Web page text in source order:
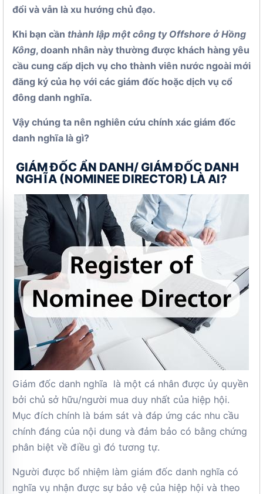
đổi và vẫn là xu hướng chủ đạo.
Khi bạn cần thành lập một công ty Offshore ở Hồng
Kông, doanh nhân này thường được khách hàng yêu
cầu cung cấp dịch vụ cho thành viên nước ngoài mới
đăng ký của họ với các giám đốc hoặc dịch vụ cổ
đông danh nghĩa.
Vậy chúng ta nên nghiên cứu chính xác giám đốc
danh nghĩa là gì?
GIÁM ĐỐC ẨN DANH/ GIÁM ĐỐC DANH
NGHĨA (NOMINEE DIRECTOR) LÀ AI?
Giám đốc danh nghĩa là một cá nhân được ủy quyền
bởi chủ sở hữu/người mua duy nhất của hiệp hội.
Mục đích chính là bám sát và đáp ứng các nhu cầu
chính đáng của nội dung và đảm bảo có bằng chứng
phân biệt về điều gì đó tương tự.
Người được bổ nhiệm làm giám đốc danh nghĩa có
nghĩa vụ nhận được sự bảo vệ của hiệp hội và theo